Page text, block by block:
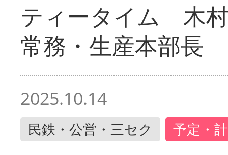
ティータイム 木
常務・生産本部長
2025.10.14
民鉄・公営・三セク 予定・